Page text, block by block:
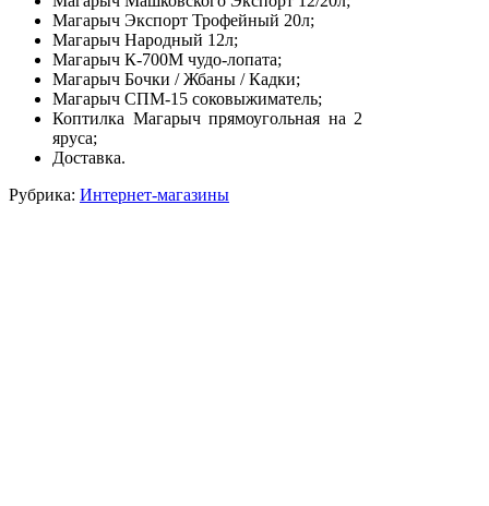
Магарыч Экспорт Трофейный 20л;
Магарыч Народный 12л;
Магарыч К-700М чудо-лопата;
Магарыч Бочки / Жбаны / Кадки;
Магарыч СПМ-15 соковыжиматель;
Коптилка Магарыч прямоугольная на 2
яруса;
Доставка.
Рубрика: Интернет-магазины